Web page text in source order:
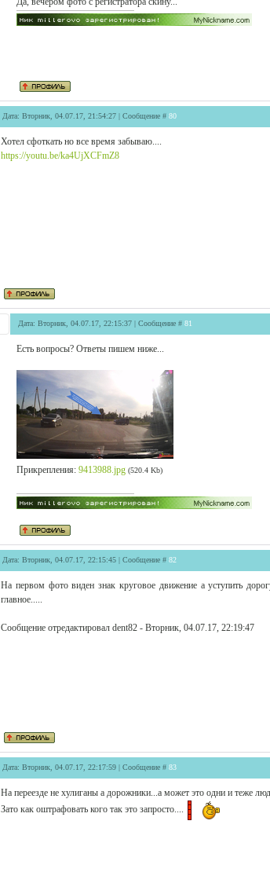
Дата: Вторник, 04.07.17, 21:54:27 | Сообщение # 80
Хотел сфоткать но все время забываю....
https://youtu.be/ka4UjXCFmZ8
Дата: Вторник, 04.07.17, 22:15:37 | Сообщение # 81
Есть вопросы? Ответы пишем ниже...
Прикрепления: 9413988.jpg (520.4 Kb)
Дата: Вторник, 04.07.17, 22:15:45 | Сообщение # 82
На первом фото виден знак круговое движение а уступить
главное.....
Сообщение отредактировал dent82 - Вторник, 04.07.17, 22:19:47
Дата: Вторник, 04.07.17, 22:17:59 | Сообщение # 83
На переезде не хулиганы а дорожники...а может это одни и теже
Зато как оштрафовать кого так это запросто....